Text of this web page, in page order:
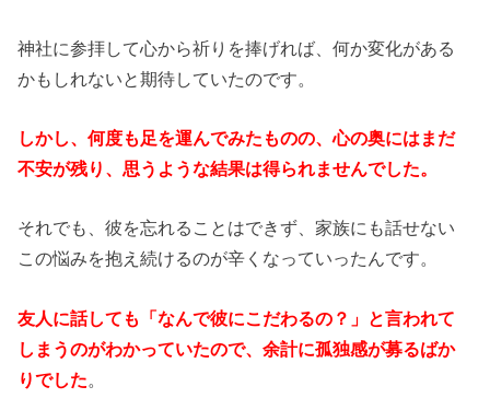
神社に参拝して心から祈りを捧げれば、何か変化がある
かもしれないと期待していたのです。
しかし、何度も足を運んでみたものの、心の奥にはまだ
不安が残り、思うような結果は得られませんでした。
それでも、彼を忘れることはできず、家族にも話せない
この悩みを抱え続けるのが辛くなっていったんです。
友人に話しても「なんで彼にこだわるの？」と言われて
しまうのがわかっていたので、余計に孤独感が募るばか
りでした。